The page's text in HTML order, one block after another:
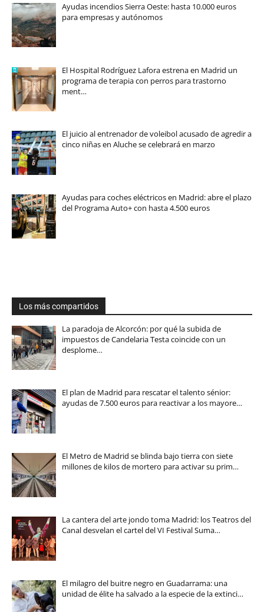
Ayudas incendios Sierra Oeste: hasta 10.000 euros
para empresas y autónomos
El Hospital Rodríguez Lafora estrena en Madrid un
programa de terapia con perros para trastorno
ment…
El juicio al entrenador de voleibol acusado de agredir a
cinco niñas en Aluche se celebrará en marzo
Ayudas para coches eléctricos en Madrid: abre el plazo
del Programa Auto+ con hasta 4.500 euros
Los más compartidos
La paradoja de Alcorcón: por qué la subida de
impuestos de Candelaria Testa coincide con un
desplome…
El plan de Madrid para rescatar el talento sénior:
ayudas de 7.500 euros para reactivar a los mayore…
El Metro de Madrid se blinda bajo tierra con siete
millones de kilos de mortero para activar su prim…
La cantera del arte jondo toma Madrid: los Teatros del
Canal desvelan el cartel del VI Festival Suma…
El milagro del buitre negro en Guadarrama: una
unidad de élite ha salvado a la especie de la extinci…